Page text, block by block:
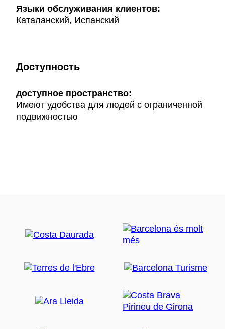
Языки обслуживания клиентов:
Каталанский, Испанский
Доступность
доступное пространство:
Имеют удобства для людей с ограниченной
подвижностью